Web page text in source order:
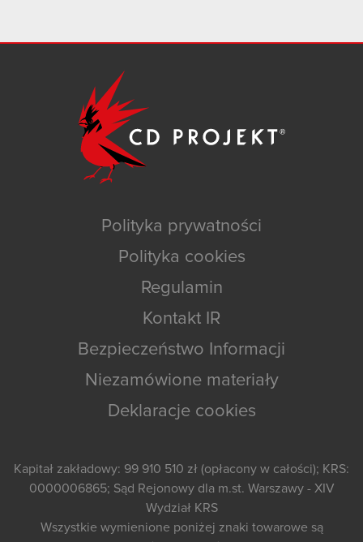
Polityka prywatności
Polityka cookies
Regulamin
Kontakt IR
Bezpieczeństwo Informacji
Niezamówione materiały
Deklaracje cookies
Kapitał zakładowy: 99 910 510 zł (opłacony w całości); KRS:
0000006865; Sąd Rejonowy dla m.st. Warszawy - XIV
Wydział KRS
Wszystkie wymienione poniżej znaki towarowe są